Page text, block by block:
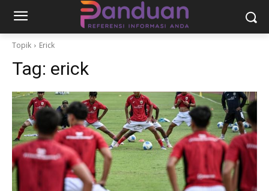
Topik Erick
Tag: erick